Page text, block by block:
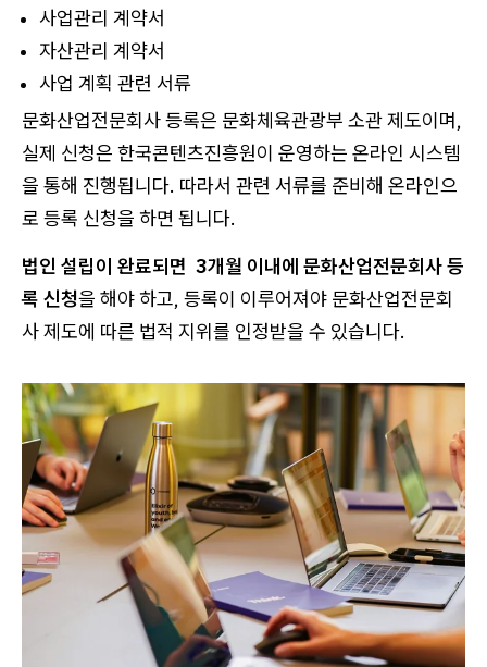
사업관리 계약서
자산관리 계약서
사업 계획 관련 서류
문화산업전문회사 등록은 문화체육관광부 소관 제도이며,
실제 신청은 한국콘텐츠진흥원이 운영하는 온라인 시스템
을 통해 진행됩니다. 따라서 관련 서류를 준비해 온라인으
로 등록 신청을 하면 됩니다.
법인 설립이 완료되면 3개월 이내에 문화산업전문회사 등
록 신청을 해야 하고, 등록이 이루어져야 문화산업전문회
사 제도에 따른 법적 지위를 인정받을 수 있습니다.